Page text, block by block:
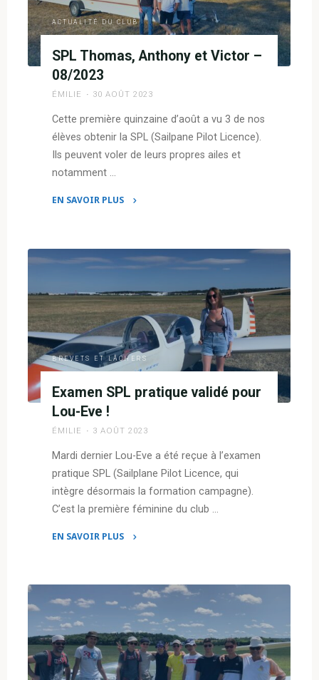
ACTUALITÉ DU CLUB
SPL Thomas, Anthony et Victor –
08/2023
ÉMILIE 30 AOÛT 2023
Cette première quinzaine d’août a vu 3 de nos
élèves obtenir la SPL (Sailpane Pilot Licence).
Ils peuvent voler de leurs propres ailes et
notamment …
EN SAVOIR PLUS
Anthony
–
08/2023"
BREVETS ET LÂCHERS
Examen SPL pratique validé pour
Lou-Eve !
ÉMILIE 3 AOÛT 2023
Mardi dernier Lou-Eve a été reçue à l’examen
pratique SPL (Sailplane Pilot Licence, qui
intègre désormais la formation campagne).
C’est la première féminine du club …
EN SAVOIR PLUS
pratique
validé
pour
Lou-
Eve
!"